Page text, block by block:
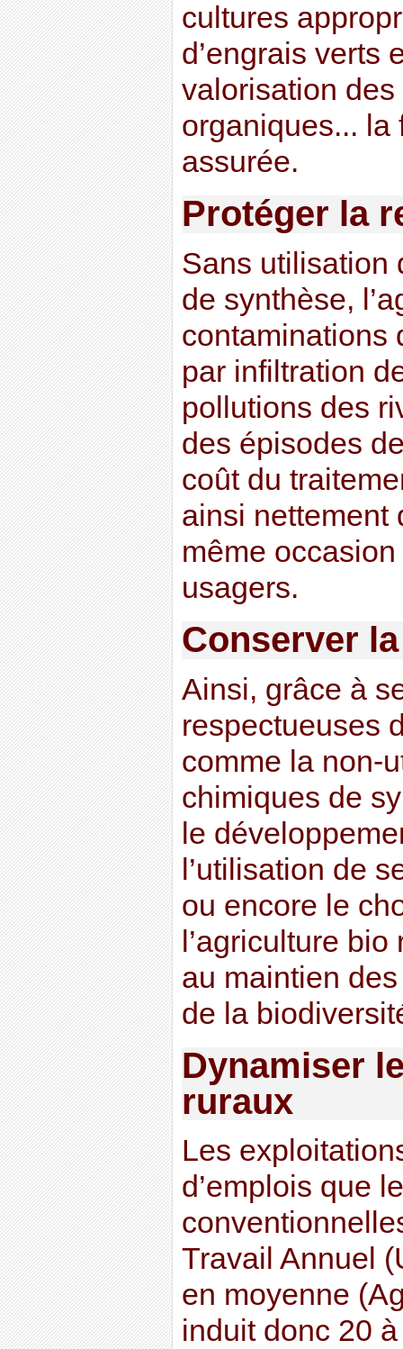
cultures
d’engrais verts
valorisation
organiques... la
assurée.
Protéger la
Sans utilisation
de synthèse,
contaminations
par infiltration
pollutions des
des épisodes
coût du
ainsi nettement
même occasion
usagers.
Conserver
Ainsi, grâce à
respectueuses
comme la non-
chimiques de
le
l’utilisation de
ou encore le
l’agriculture
au maintien
de la
Dynamiser
ruraux
Les
d’emplois que
Travail Annuel
en moyenne
induit donc 20